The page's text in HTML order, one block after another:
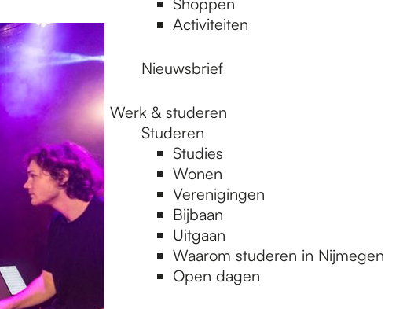
Activiteiten
Nieuwsbrief
Werk & studeren
Studeren
Studies
Wonen
Verenigingen
Bijbaan
Uitgaan
Waarom studeren in Nijmegen
Open dagen